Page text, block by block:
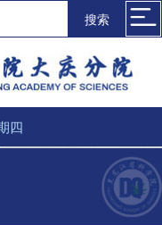
搜索
四